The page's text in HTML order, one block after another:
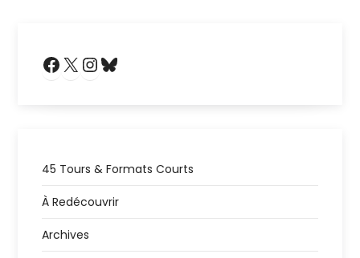
Facebook
X Instagram
45 Tours & Formats Courts
À Redécouvrir
Archives